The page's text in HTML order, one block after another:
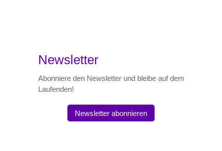
Newsletter
Abonniere den Newsletter und bleibe auf dem
Laufenden!
Newsletter abonnieren